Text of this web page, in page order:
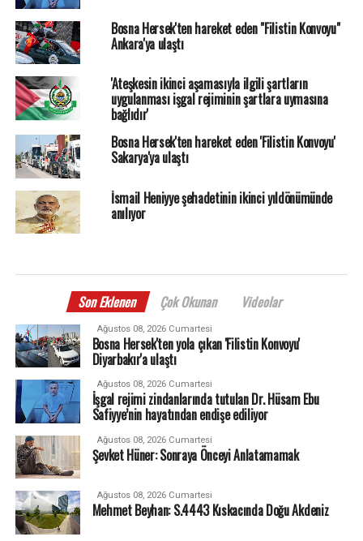
Bosna Hersek'ten hareket eden "Filistin Konvoyu"
Ankara'ya ulaştı
'Ateşkesin ikinci aşamasıyla ilgili şartların
uygulanması işgal rejiminin şartlara uymasına
bağlıdır'
Bosna Hersek'ten hareket eden 'Filistin Konvoyu'
Sakarya'ya ulaştı
İsmail Heniyye şehadetinin ikinci yıldönümünde
anılıyor
Son Eklenen Çok Okunan Videolar
Ağustos 08, 2026 Cumartesi
Bosna Hersek'ten yola çıkan 'Filistin Konvoyu'
Diyarbakır'a ulaştı
Ağustos 08, 2026 Cumartesi
İşgal rejimi zindanlarında tutulan Dr. Hüsam Ebu
Safiyye’nin hayatından endişe ediliyor
Ağustos 08, 2026 Cumartesi
Şevket Hüner: Sonraya Önceyi Anlatamamak
Ağustos 08, 2026 Cumartesi
Mehmet Beyhan: S.4443 Kıskacında Doğu Akdeniz